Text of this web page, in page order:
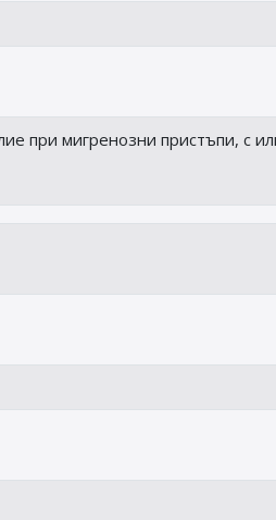
при мигренозни пристъпи, с